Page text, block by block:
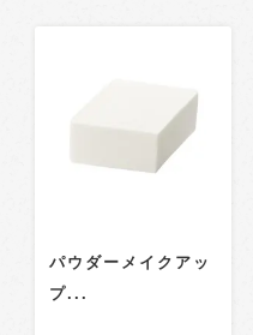
パウダーメイクアッ
プ...